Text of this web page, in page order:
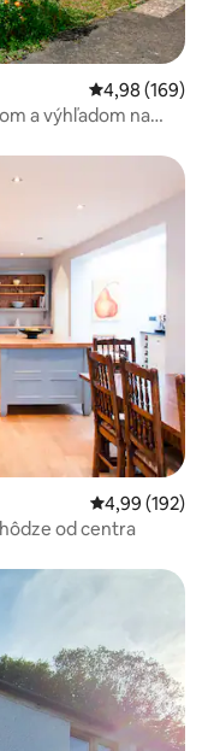
Priemerné
4,98 (169)
a výhľadom na
Priemerné
4,99 (192)
od centra